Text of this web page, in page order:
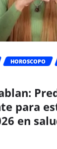
HOROSCOPO
para
en